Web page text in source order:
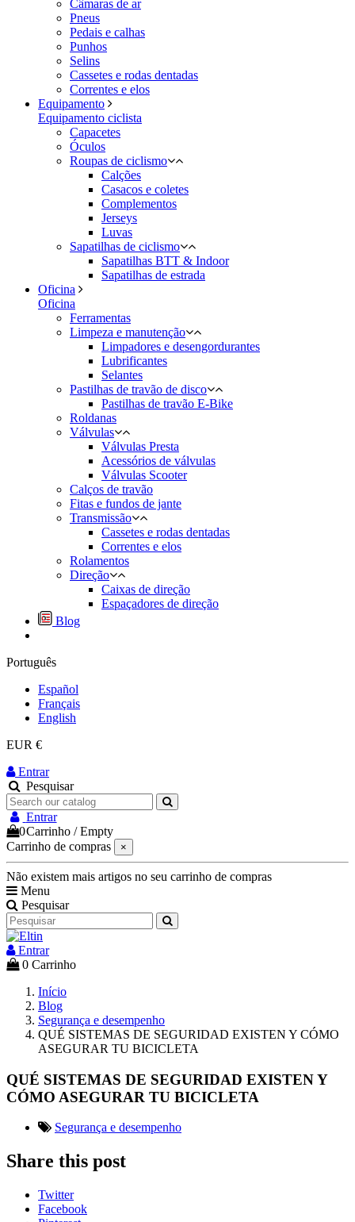
Câmaras de ar
Pneus
Pedais e calhas
Punhos
Selins
Cassetes e rodas dentadas
Correntes e elos
Equipamento
Equipamento ciclista
Capacetes
Óculos
Roupas de ciclismo
Calções
Casacos e coletes
Complementos
Jerseys
Luvas
Sapatilhas de ciclismo
Sapatilhas BTT & Indoor
Sapatilhas de estrada
Oficina
Oficina
Ferramentas
Limpeza e manutenção
Limpadores e desengordurantes
Lubrificantes
Selantes
Pastilhas de travão de disco
Pastilhas de travão E-Bike
Roldanas
Válvulas
Válvulas Presta
Acessórios de válvulas
Válvulas Scooter
Calços de travão
Fitas e fundos de jante
Transmissão
Cassetes e rodas dentadas
Correntes e elos
Rolamentos
Direção
Caixas de direção
Espaçadores de direção
Blog
Português
Español
Français
English
EUR €
Entrar
Pesquisar
Entrar
0Carrinho /Empty
Carrinho de compras
×
Não existem mais artigos no seu carrinho de compras
Menu
Pesquisar
Entrar
0 Carrinho
Início
Blog
Segurança e desempenho
QUÉ SISTEMAS DE SEGURIDAD EXISTEN Y CÓMO
ASEGURAR TU BICICLETA
QUÉ SISTEMAS DE SEGURIDAD EXISTEN Y
CÓMO ASEGURAR TU BICICLETA
Segurança e desempenho
Share this post
Twitter
Facebook